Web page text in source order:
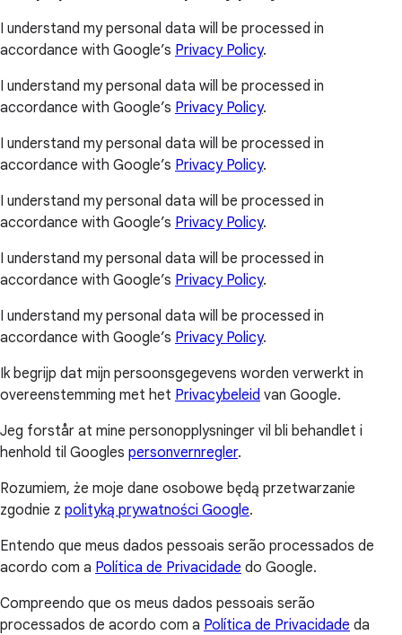
I understand my personal data will be processed in
accordance with Google’s Privacy Policy.
I understand my personal data will be processed in
accordance with Google’s Privacy Policy.
I understand my personal data will be processed in
accordance with Google’s Privacy Policy.
I understand my personal data will be processed in
accordance with Google’s Privacy Policy.
I understand my personal data will be processed in
accordance with Google’s Privacy Policy.
I understand my personal data will be processed in
accordance with Google’s Privacy Policy.
Ik begrijp dat mijn persoonsgegevens worden verwerkt in
overeenstemming met het Privacybeleid van Google.
Jeg forstår at mine personopplysninger vil bli behandlet i
henhold til Googles personvernregler.
Rozumiem, że moje dane osobowe będą przetwarzanie
zgodnie z polityką prywatności Google.
Entendo que meus dados pessoais serão processados de
acordo com a Política de Privacidade do Google.
Compreendo que os meus dados pessoais serão
processados de acordo com a Política de Privacidade da